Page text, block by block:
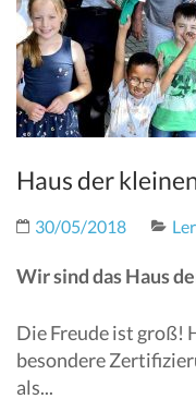
Haus der
30/05/2018
Wir sind das Haus
Die Freude ist groß!
besondere
als...